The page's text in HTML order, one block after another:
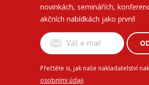
novinkách, seminářích,
akčních nabídkách jako první!
Přečtěte si, jak naše nakladatelství
osobními údaji.